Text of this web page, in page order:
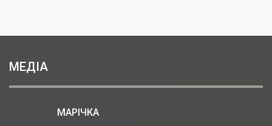
МЕДІА
МАРІЧКА